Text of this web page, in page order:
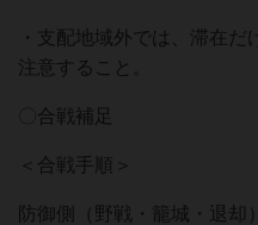
・⽀配地域外では、滞在
注意すること。
〇合戦補⾜
＜合戦⼿順＞
防御側（野戦・籠城・退